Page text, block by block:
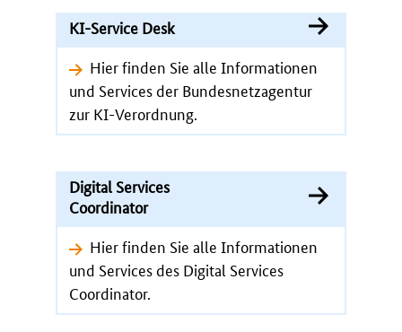
KI-Service Desk
Hier finden Sie alle Informationen
und Services der Bundesnetzagentur
zur KI-Verordnung.
Digital Services
Coordinator
Hier finden Sie alle Informationen
und Services des Digital Services
Coordinator.